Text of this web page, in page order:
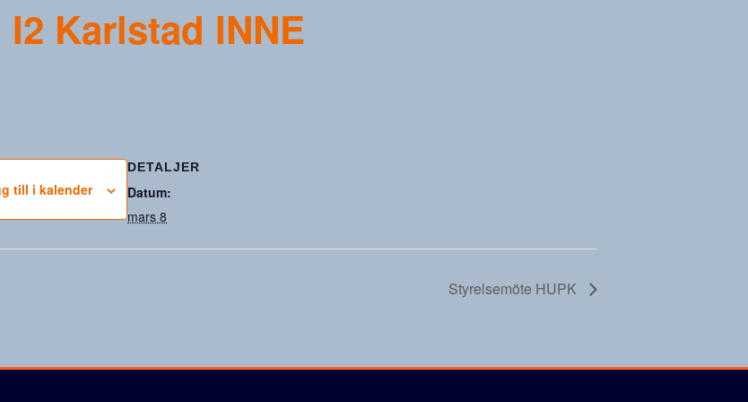
Karlstad INNE
till i kalender
DETALJER
Datum:
mars 8
Styrelsemöte HUPK